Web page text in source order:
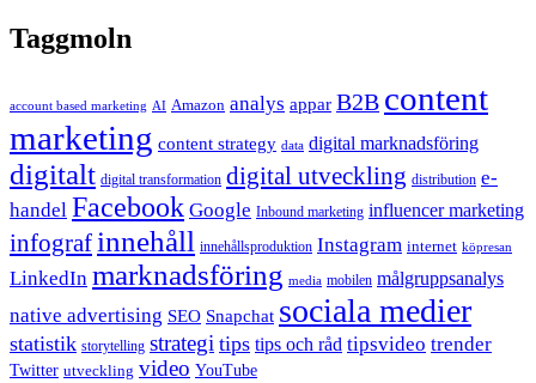
Taggmoln
account based marketing AI Amazon analys appar B2B content
marketing content strategy data digital marknadsföring
digitalt digital transformation digital utveckling distribution e-
handel Facebook Google Inbound marketing influencer marketing
infograf innehåll innehållsproduktion Instagram internet köpresan
LinkedIn marknadsföring media mobilen målgruppsanalys
native advertising SEO Snapchat sociala medier
statistik storytelling strategi tips tips och råd tipsvideo trender
Twitter utveckling video YouTube